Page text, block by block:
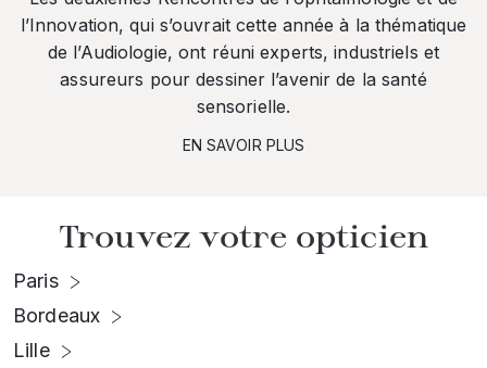
l’Innovation, qui s’ouvrait cette année à la thématique
de l’Audiologie, ont réuni experts, industriels et
assureurs pour dessiner l’avenir de la santé
sensorielle.
EN SAVOIR PLUS
Trouvez votre opticien
Paris
Bordeaux
Lille